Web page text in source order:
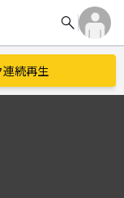
search
続再生